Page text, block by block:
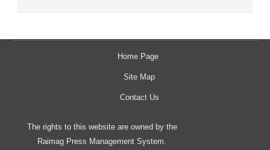
Home Page
Site Map
Contact Us
The rights to this website are owned by the
Raimag Press Management System.